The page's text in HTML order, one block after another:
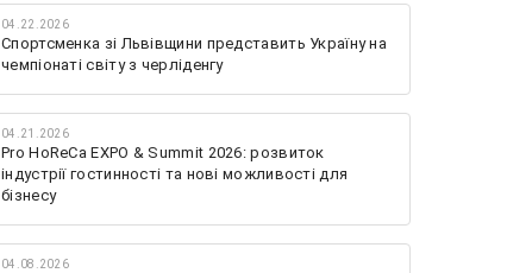
04.22.2026
Спортсменка зі Львівщини представить Україну на
чемпіонаті світу з черліденгу
04.21.2026
Pro HoReCa EXPO & Summit 2026: розвиток
індустрії гостинності та нові можливості для
бізнесу
04.08.2026